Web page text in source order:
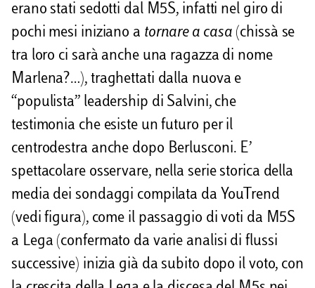
erano stati sedotti dal M5S, infatti nel giro di
pochi mesi iniziano a tornare a casa (chissà se
tra loro ci sarà anche una ragazza di nome
Marlena?…), traghettati dalla nuova e
“populista” leadership di Salvini, che
testimonia che esiste un futuro per il
centrodestra anche dopo Berlusconi. E’
spettacolare osservare, nella serie storica della
media dei sondaggi compilata da YouTrend
(vedi figura), come il passaggio di voti da M5S
a Lega (confermato da varie analisi di flussi
successive) inizia già da subito dopo il voto, con